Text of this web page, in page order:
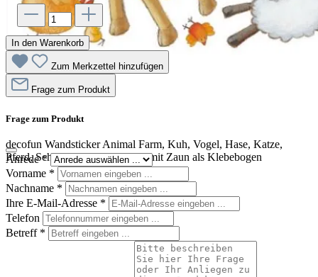
decofun Wandsticker Animal Farm, Kuh, Vogel, Hase, Katze,
Pferd, Schafe, Enten und Huhn mit Zaun als Klebebogen
In den Warenkorb
Zum Merkzettel hinzufügen
Frage zum Produkt
Frage zum Produkt
Anrede*
Vorname *
Nachname *
Ihre E-Mail-Adresse *
Telefon
Betreff *